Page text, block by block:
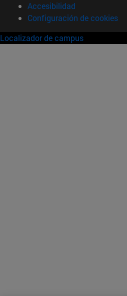
Accesibilidad
Configuración de cookies
Localizador de campus